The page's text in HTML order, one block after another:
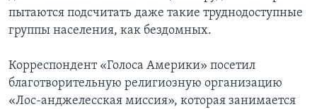
пытаются подсчитать даже такие труднодоступные
группы населения, как бездомных.
Корреспондент «Голоса Америки» посетил
благотворительную религиозную организацию
«Лос-анджелесская миссия», которая занимается